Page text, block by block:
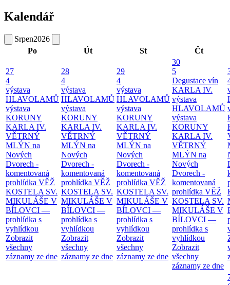
Kalendář
Srpen2026
Po
Út St Čt
27
4
výstava
HLAVOLAMŮ
výstava
KORUNY
KARLA IV.
VĚTRNÝ
MLÝN na
Nových
Dvorech -
komentovaná
prohlídka VĚŽ
KOSTELA SV.
MIKULÁŠE V
BÍLOVCI —
prohlídka s
vyhlídkou
Zobrazit
všechny
záznamy ze dne
28
4
výstava
HLAVOLAMŮ
výstava
KORUNY
KARLA IV.
VĚTRNÝ
MLÝN na
Nových
Dvorech -
komentovaná
prohlídka VĚŽ
KOSTELA SV.
MIKULÁŠE V
BÍLOVCI —
prohlídka s
vyhlídkou
Zobrazit
všechny
záznamy ze dne
29
4
výstava
HLAVOLAMŮ
výstava
KORUNY
KARLA IV.
VĚTRNÝ
MLÝN na
Nových
Dvorech -
komentovaná
prohlídka VĚŽ
KOSTELA SV.
MIKULÁŠE V
BÍLOVCI —
prohlídka s
vyhlídkou
Zobrazit
všechny
záznamy ze dne
30
5
Degustace vín
KARLA IV.
výstava
HLAVOLAMŮ
výstava
KORUNY
KARLA IV.
VĚTRNÝ
MLÝN na
Nových
Dvorech -
komentovaná
prohlídka VĚŽ
KOSTELA SV.
MIKULÁŠE V
BÍLOVCI —
prohlídka s
vyhlídkou
Zobrazit
všechny
záznamy ze dne